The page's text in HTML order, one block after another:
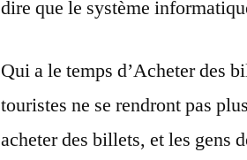
dire que le système
Qui a le temps d’Acheter des
touristes ne se rendront pas
acheter des billets, et les gens